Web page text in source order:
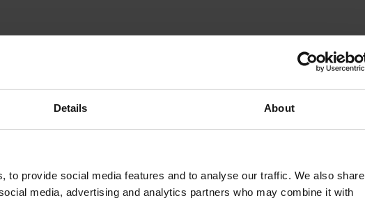
Details About
to provide social media features and to analyse our traffic. We also share
media, advertising and analytics partners who may combine it with